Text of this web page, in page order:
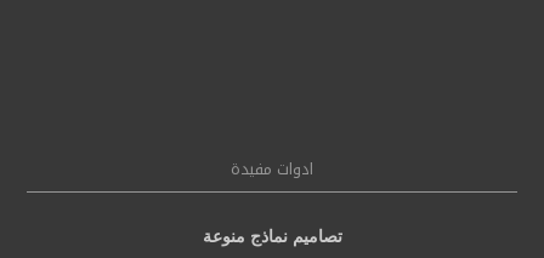
ادوات مفيدة
تصاميم نماذج منوعة